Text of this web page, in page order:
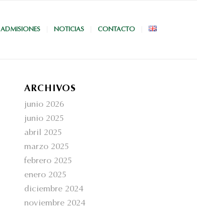
ADMISIONES NOTICIAS CONTACTO
ARCHIVOS
junio 2026
junio 2025
abril 2025
marzo 2025
febrero 2025
enero 2025
diciembre 2024
noviembre 2024